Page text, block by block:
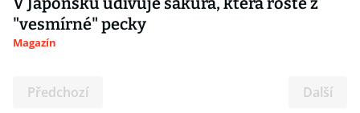
"vesmírné" pecky
Magazín
Předchozí Další